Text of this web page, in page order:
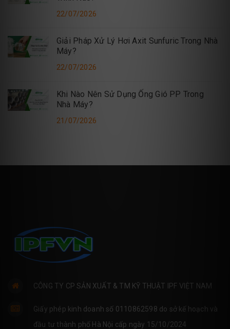
22/07/2026
Giải Pháp Xử Lý Hơi Axit Sunfuric Trong Nhà
Máy?
22/07/2026
Khi Nào Nên Sử Dụng Ống Gió PP Trong
Nhà Máy?
21/07/2026
CÔNG TY CP SẢN XUẤT & TM KỸ THUẬT IPF VIỆT NAM
Giấy phép kinh doanh số 0110862598 do sở kế hoạch và
đầu tư thành phố Hà Nội cấp ngày 15/10/2024